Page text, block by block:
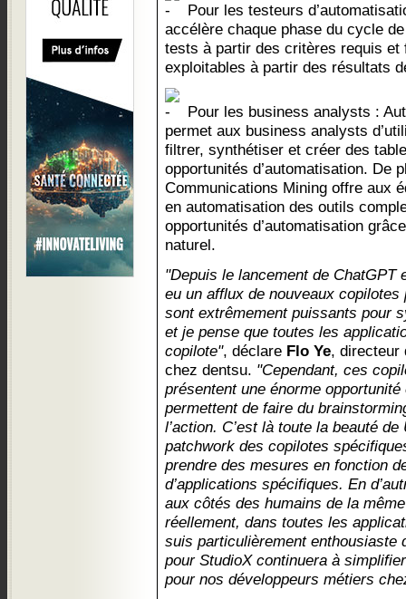
Pour les testeurs
accélère chaque phase du cycle
tests à partir des critères requis et
exploitables à partir des résultats
Pour les business analysts :
permet aux business analysts
filtrer, synthétiser et créer des
opportunités d’automatisation. De
Communications Mining offre aux
en automatisation des outils
opportunités d’automatisation
naturel.
"Depuis le lancement de ChatGPT
eu un afflux de nouveaux
sont extrêmement puissants pour
et je pense que toutes les
copilote", déclare Flo Ye, directeur
chez dentsu. "Cependant, ces
présentent une énorme
permettent de faire du
l’action. C’est là toute la beauté
patchwork des copilotes
prendre des mesures en fonction
d’applications spécifiques. En
aux côtés des humains de la
réellement, dans toutes les
suis particulièrement enthousiaste
pour StudioX continuera à
pour nos développeurs métiers